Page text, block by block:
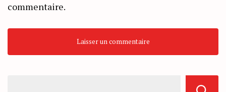
commentaire.